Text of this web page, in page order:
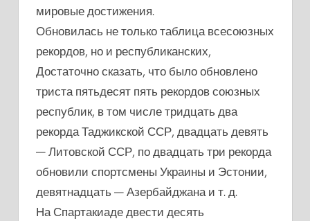
мировые достижения.
Обновилась не только таблица всесоюзных
рекордов, но и республиканских,
Достаточно сказать, что было обновлено
триста пятьдесят пять рекордов союзных
республик, в том числе тридцать два
рекорда Таджикской ССР, двадцать девять
— Литовской ССР, по двадцать три рекорда
обновили спортсмены Украины и Эстонии,
девятнадцать — Азербайджана и т. д.
На Спартакиаде двести десять